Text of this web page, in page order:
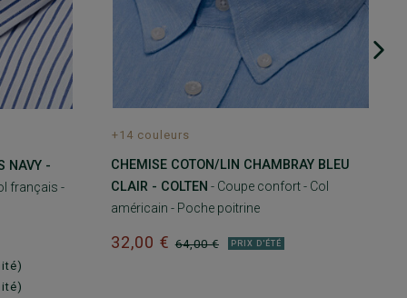
NAVY -
français -
+14 couleurs
CHEMISE COTON/LIN CHAMBRAY BLEU
CLAIR - COLTEN - Coupe confort - Col
américain - Poche poitrine
64,00 €
32,00 € PRIX D'ÉTÉ